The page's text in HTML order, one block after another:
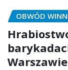
OBWÓD
Warszawie